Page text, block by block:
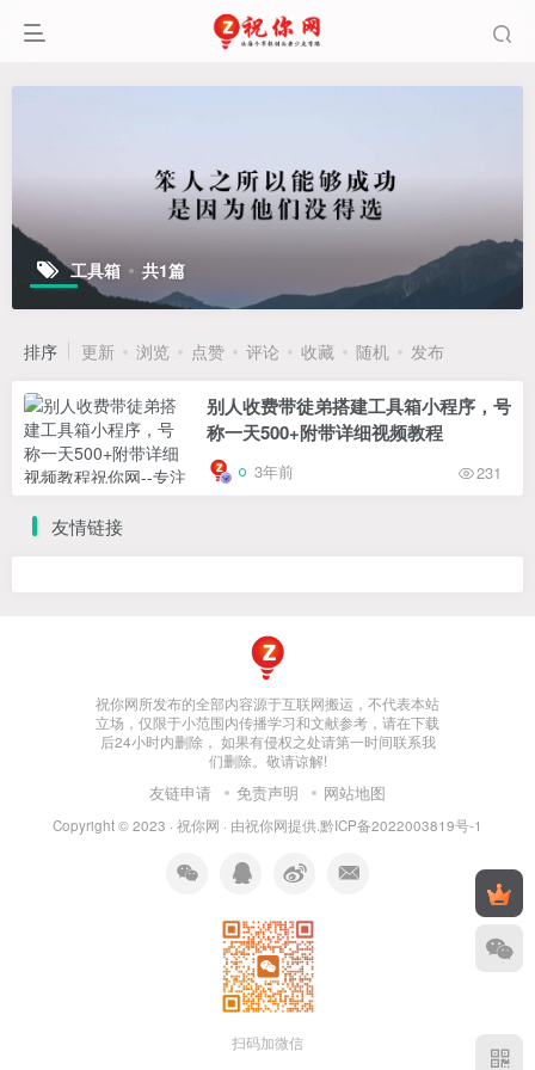
工具箱 共1篇
排序 更新 浏览 点赞 评论 收藏 随机 发布
别人收费带徒弟搭建工具箱小程序，号
称一天500+附带详细视频教程
3年前 231
友情链接
祝你网所发布的全部内容源于互联网搬运，不代表本站
立场，仅限于小范围内传播学习和文献参考，请在下载
后24小时内删除， 如果有侵权之处请第一时间联系我
们删除。敬请谅解!
友链申请 免责声明 网站地图
Copyright © 2023 · 祝你网 · 由祝你网提供.黔ICP备2022003819号-1
扫码加微信